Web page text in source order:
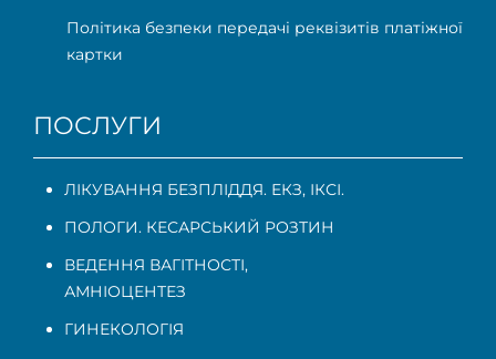
Політика безпеки передачі реквізитів платіжної
картки
ПОСЛУГИ
ЛІКУВАННЯ БЕЗПЛІДДЯ. ЕКЗ, ІКСІ.
ПОЛОГИ. КЕСАРСЬКИЙ РОЗТИН
ВЕДЕННЯ ВАГІТНОСТІ,
АМНІОЦЕНТЕЗ
ГИНЕКОЛОГІЯ